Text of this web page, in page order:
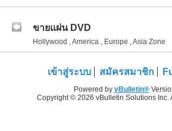
ขายแผ่น DVD
Hollywood , America , Europe , Asia Zone
เข้าสู่ระบบ สมัครสมาชิก
Powered by vBulletin®
Copyright © 2026 vBulletin Solutions Inc.